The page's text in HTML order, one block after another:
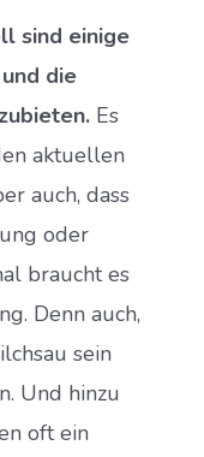
sind einige
die
Es
aktuellen
auch, dass
oder
braucht es
Denn auch,
sein
Und hinzu
oft ein